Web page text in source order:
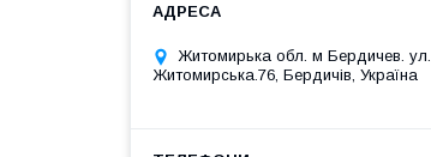
Житомирька обл. м Бердичев. ул.
Житомирська.76, Бердичів, Україна